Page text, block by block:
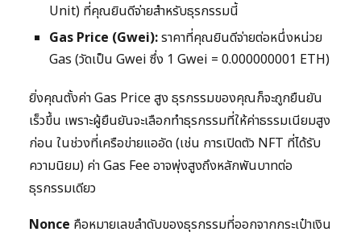
Unit) ที่คุณยินดีจ่ายสำหรับธุรกรรมนี้
Gas Price (Gwei):ราคาที่คุณยินดีจ่ายต่อหนึ่งหน่วย
Gas (วัดเป็น Gwei ซึ่ง 1 Gwei = 0.000000001 ETH)
ยิ่งคุณตั้งค่า Gas Price สูง ธุรกรรมของคุณก็จะถูกยืนยัน
เร็วขึ้น เพราะผู้ยืนยันจะเลือกทำธุรกรรมที่ให้ค่าธรรมเนียมสูง
ก่อน ในช่วงที่เครือข่ายแออัด (เช่น การเปิดตัว NFT ที่ได้รับ
ความนิยม) ค่า Gas Fee อาจพุ่งสูงถึงหลักพันบาทต่อ
ธุรกรรมเดียว
Nonce คือหมายเลขลำดับของธุรกรรมที่ออกจากกระเป๋าเงิน